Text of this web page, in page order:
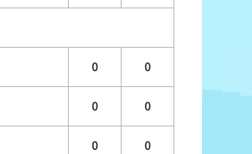
0 0
0 0
0 0